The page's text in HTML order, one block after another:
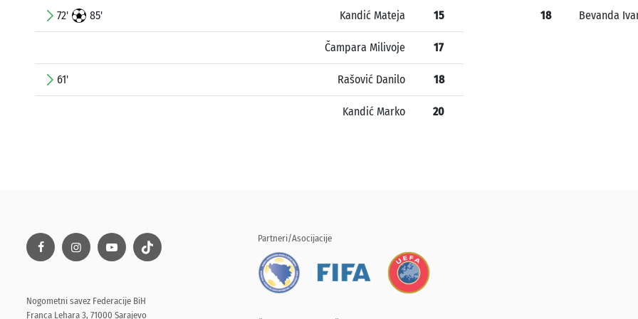
72' 85' Kandić Mateja 15
Čampara Milivoje 17
61' Rašović Danilo 18
Kandić Marko 20
18 Bevanda
Nogometni savez Federacije BiH
Franca Lehara 3, 71000 Sarajevo
Partneri/Asocijacije